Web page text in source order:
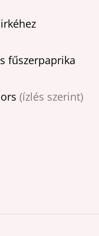
fűszerpaprika
(ízlés szerint)